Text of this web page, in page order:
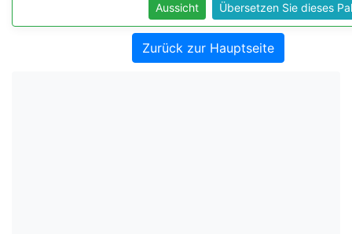
Aussicht Übersetzen Sie dieses
Zurück zur Hauptseite